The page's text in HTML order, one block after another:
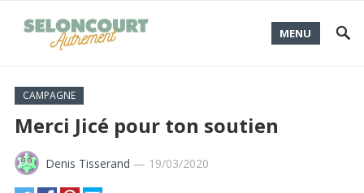
MENU
CAMPAGNE
Merci Jicé pour ton soutien
Denis Tisserand — 19/03/2020